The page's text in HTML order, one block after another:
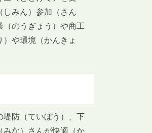
しみん）参加（さん
のうぎょう）や商工
や環境（かんきょ
防（ていぼう）、下
な）さんが快適（か